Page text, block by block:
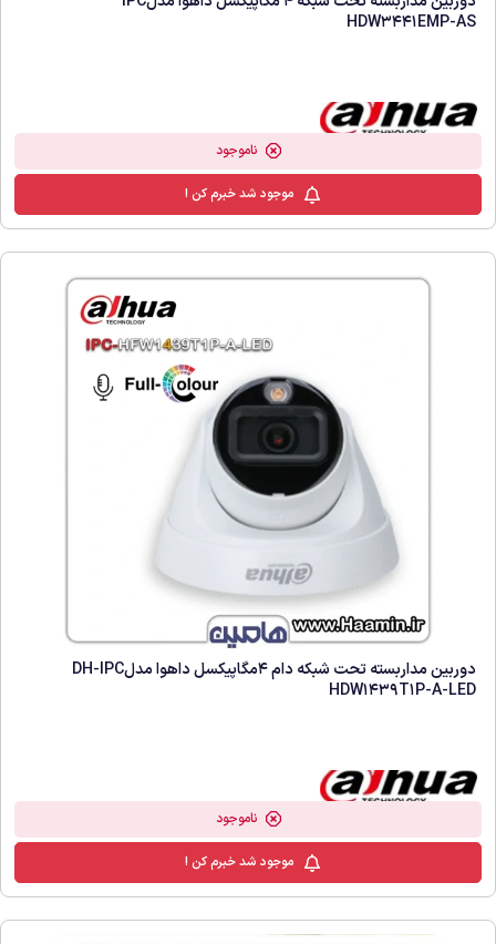
HDW3441EMP-AS
ناموجود
موجود شد خبرم کن !
دوربین مداربسته تحت شبکه دام 4مگاپیکسل داهوا مدلDH-IPC
HDW1439T1P-A-LED
ناموجود
موجود شد خبرم کن !